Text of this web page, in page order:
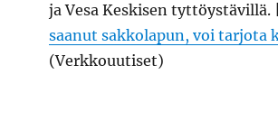
ja Vesa Keskisen tyttöystävillä. |
saanut sakkolapun, voi tarjota
(Verkkouutiset)